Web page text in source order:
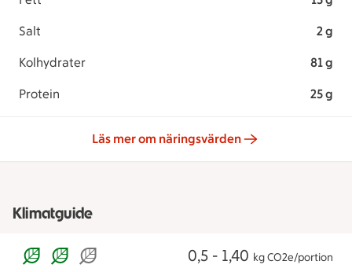
Salt 2 g
Kolhydrater 81 g
Protein 25 g
Läs mer om näringsvärden
Klimatguide
0,5 - 1,40 kg CO2e/portion